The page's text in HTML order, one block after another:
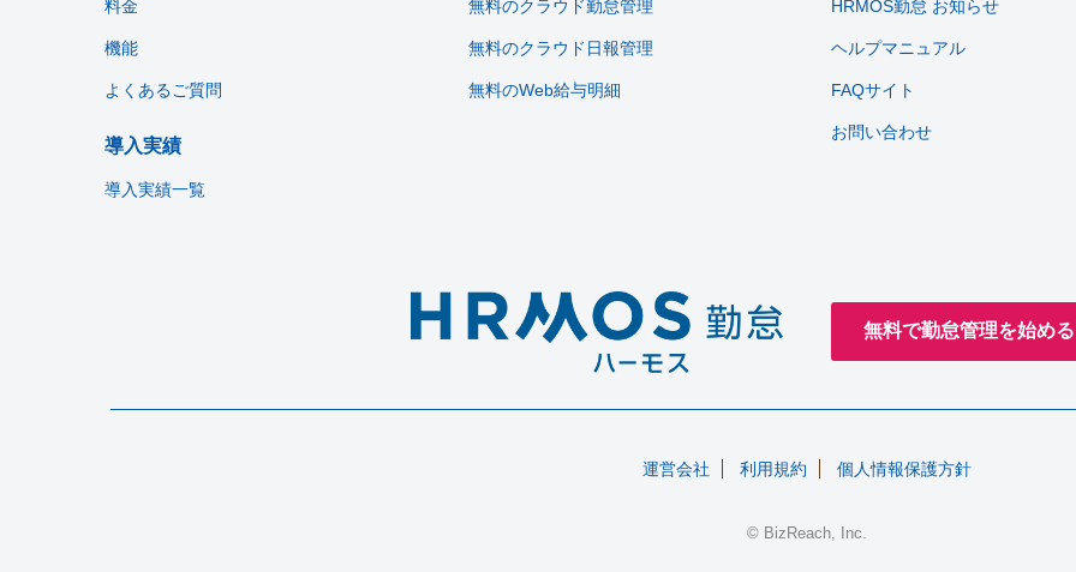
料金
機能
よくあるご質問
導入実績
導入実績一覧
無料のクラウド勤怠管理
無料のクラウド日報管理
無料のWeb給与明細
HRMOS勤怠 お知らせ
ヘルプマニュアル
FAQサイト
お問い合わせ
無料で勤怠管理を始める
運営会社 利用規約 個人情報保護方針
© BizReach, Inc.